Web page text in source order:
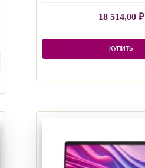
18 514,00 ₽
КУПИТЬ